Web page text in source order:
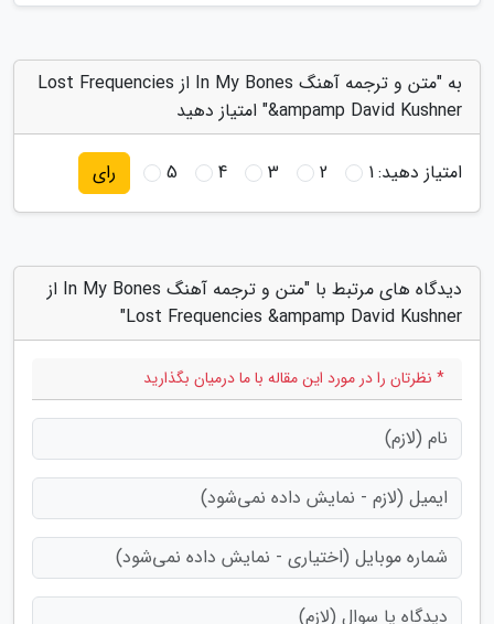
به "متن و ترجمه آهنگ In My Bones از Lost Frequencies
&ampamp David Kushner" امتیاز دهید
امتیاز دهید:1
2
3
4
5 رای
دیدگاه های مرتبط با "متن و ترجمه آهنگ In My Bones از
Lost Frequencies &ampamp David Kushner"
* نظرتان را در مورد این مقاله با ما درمیان بگذارید